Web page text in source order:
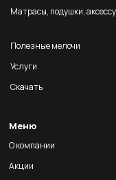
Матрасы, подушки,
Полезные мелочи
Услуги
Скачать
Меню
О компании
Акции